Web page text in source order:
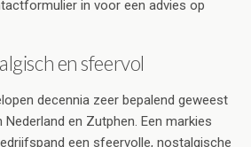
in voor een advies op
en sfeervol
decennia zeer bepalend geweest
en Zutphen. Een markies
een sfeervolle, nostalgische